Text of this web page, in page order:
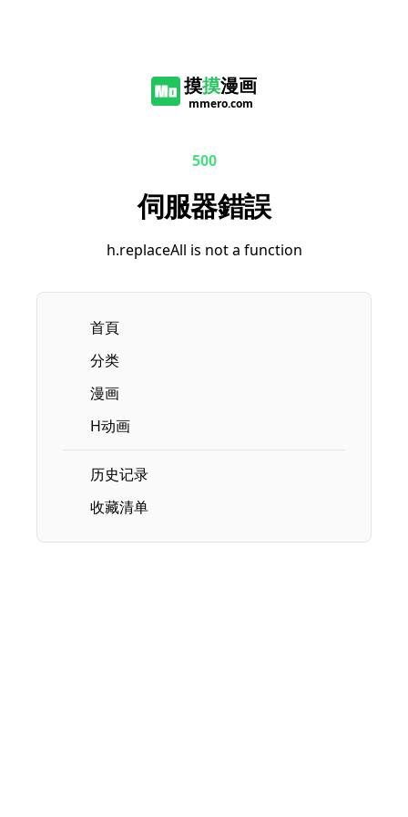
摸摸漫画
mmero.com
500
伺服器錯誤
h.replaceAll is not a function
首頁
分类
漫画
H动画
历史记录
收藏清单